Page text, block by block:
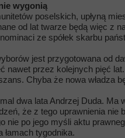
wygonią
poselskich, upłyną
od lat twarze będą więc z
ze spółek skarbu
jest przygotowana od
nawet przez kolejnych pięć
Chyba że nowa władza
dwa lata Andrzej Duda. Ma
że z tego uprawnienia nie
nie po jego myśli aktu
łamach tygodnika.